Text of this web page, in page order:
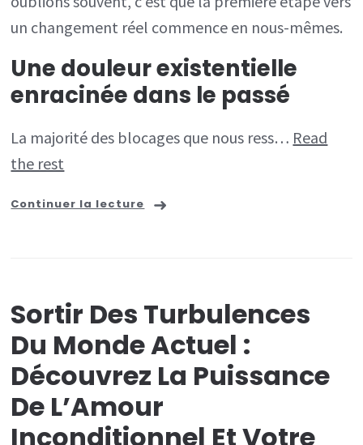
un changement réel commence en nous-mêmes.
Une douleur existentielle
enracinée dans le passé
La majorité des blocages que nous ress… Read
the rest
Continuer la lecture
Sortir Des Turbulences
Du Monde Actuel :
Découvrez La Puissance
De L’Amour
Inconditionnel Et Votre